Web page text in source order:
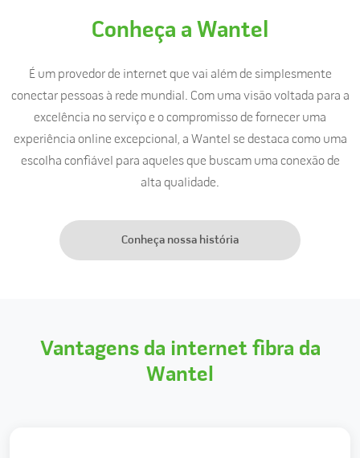
Conheça a Wantel
É um provedor de internet que vai além de simplesmente
conectar pessoas à rede mundial. Com uma visão voltada para a
excelência no serviço e o compromisso de fornecer uma
experiência online excepcional, a Wantel se destaca como uma
escolha confiável para aqueles que buscam uma conexão de
alta qualidade.
Conheça nossa história
Vantagens da internet fibra da
Wantel